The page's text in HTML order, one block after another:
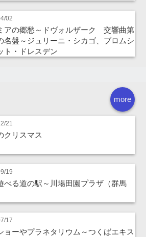
02
アの郷愁～ドヴォルザーク 交響曲第
名盤～ジュリーニ・シカゴ、ブロムシ
ト・ドレスデン
more
21
クリスマス
19
べる道の駅～川場田園プラザ（群馬
17
ョーやプラネタリウム～つくばエキス